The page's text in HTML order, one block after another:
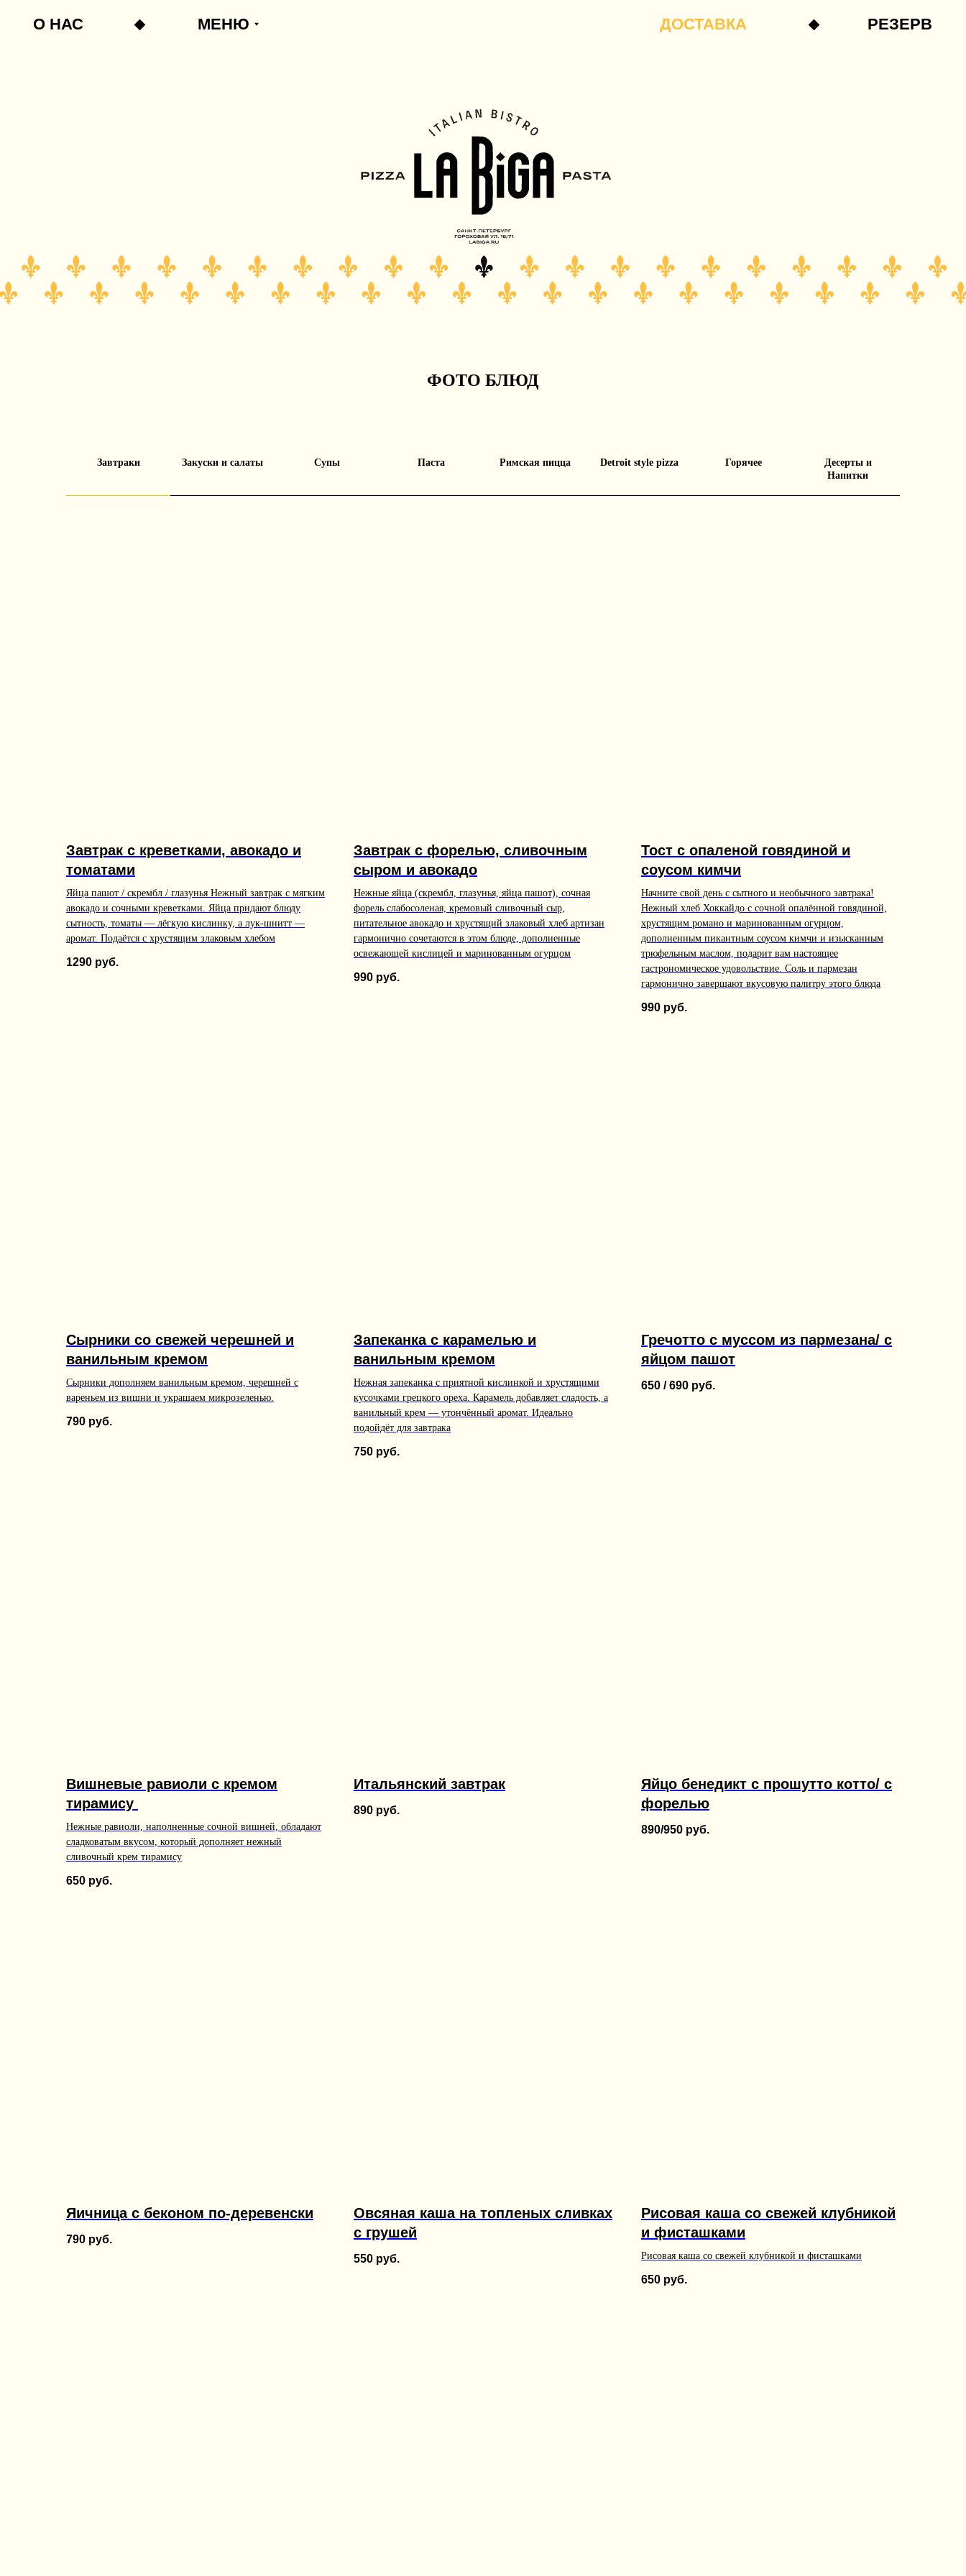
О НАС МЕНЮ ДОСТАВКА РЕЗЕРВ
ФОТО БЛЮД
Завтраки Закуски и салаты Супы Паста Римская пицца Detroit style pizza Горячее
Десерты и
Напитки
Завтрак с креветками, авокадо и
томатами
Яйца пашот / скрембл / глазунья Нежный завтрак с мягким
авокадо и сочными креветками. Яйца придают блюду
сытность, томаты — лёгкую кислинку, а лук-шнитт —
аромат. Подаётся с хрустящим злаковым хлебом
1290 руб.
Завтрак с форелью, сливочным
сыром и авокадо
Нежные яйца (скрембл, глазунья, яйца пашот), сочная
форель слабосоленая, кремовый сливочный сыр,
питательное авокадо и хрустящий злаковый хлеб артизан
гармонично сочетаются в этом блюде, дополненные
освежающей кислицей и маринованным огурцом
990 руб.
Тост с опаленой говядиной и
соусом кимчи
Начните свой день с сытного и необычного завтрака!
Нежный хлеб Хоккайдо с сочной опалённой говядиной,
хрустящим романо и маринованным огурцом,
дополненным пикантным соусом кимчи и изысканным
трюфельным маслом, подарит вам настоящее
гастрономическое удовольствие. Соль и пармезан
гармонично завершают вкусовую палитру этого блюда
990 руб.
Сырники со свежей черешней и
ванильным кремом
Сырники дополняем ванильным кремом, черешней с
вареньем из вишни и украшаем микрозеленью.
790 руб.
Запеканка с карамелью и
ванильным кремом
Нежная запеканка с приятной кислинкой и хрустящими
кусочками грецкого ореха. Карамель добавляет сладость, а
ванильный крем — утончённый аромат. Идеально
подойдёт для завтрака
750 руб.
Гречотто с муссом из пармезана/ с
яйцом пашот
650 / 690 руб.
Вишневые равиоли с кремом
тирамису
Нежные равиоли, наполненные сочной вишней, обладают
сладковатым вкусом, который дополняет нежный
сливочный крем тирамису
650 руб.
Итальянский завтрак
890 руб.
Яйцо бенедикт с прошутто котто/ с
форелью
890/950 руб.
Яичница с беконом по-деревенски
790 руб.
Овсяная каша на топленых сливках
с грушей
550 руб.
Рисовая каша со свежей клубникой
и фисташками
Рисовая каша со свежей клубникой и фисташками
650 руб.